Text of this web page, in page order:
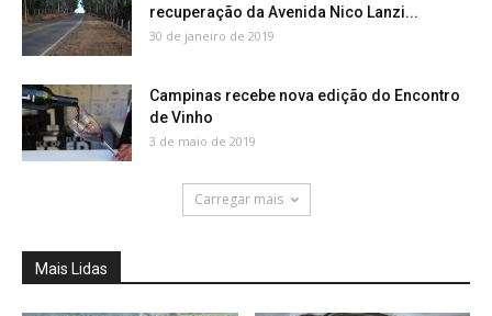
recuperação da Avenida Nico Lanzi...
30 de janeiro de 2019
Campinas recebe nova edição do Encontro
de Vinho
3 de maio de 2019
Carregar mais
Mais Lidas